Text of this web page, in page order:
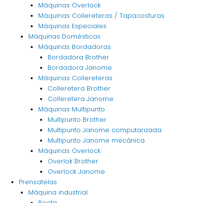
Máquinas Overlock
Máquinas Collereteras / Tapacosturas
Máquinas Especiales
Máquinas Domésticas
Máquinas Bordadoras
Bordadora Brother
Bordadora Janome
Máquinas Collereteras
Colleretera Brother
Colleretera Janome
Máquinas Multipunto
Multipunto Brother
Multipunto Janome computarizada
Multipunto Janome mecánica
Máquinas Overlock
Overlok Brother
Overlock Janome
Prensatelas
Máquina industrial